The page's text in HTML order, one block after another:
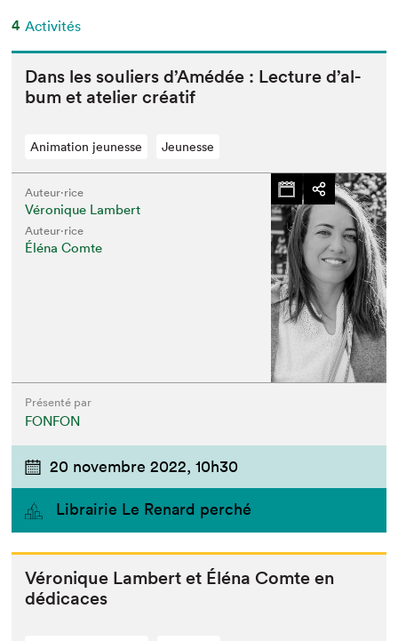
4 Activités
Dans les souliers d’Amédée : Lec­ture d’al­
bum et ate­lier créatif
Animation jeunesse Jeunesse
Auteur·rice
Véronique Lambert
Auteur·rice
Éléna Comte
Présenté par
FONFON
20 novembre 2022, 10h30
Librairie Le Renard perché
Véronique Lam­bert et Élé­na Comte en
dédicaces